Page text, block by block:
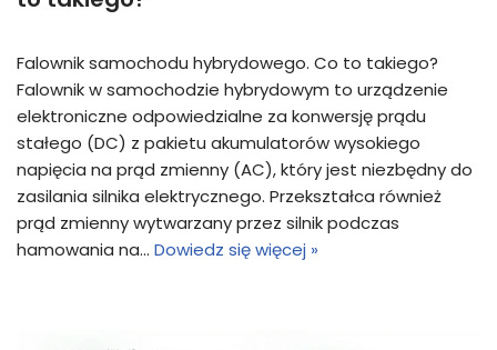
Falownik samochodu hybrydowego. Co to takiego?
Falownik w samochodzie hybrydowym to urządzenie
elektroniczne odpowiedzialne za konwersję prądu
stałego (DC) z pakietu akumulatorów wysokiego
napięcia na prąd zmienny (AC), który jest niezbędny do
zasilania silnika elektrycznego. Przekształca również
prąd zmienny wytwarzany przez silnik podczas
hamowania na… Dowiedz się więcej »